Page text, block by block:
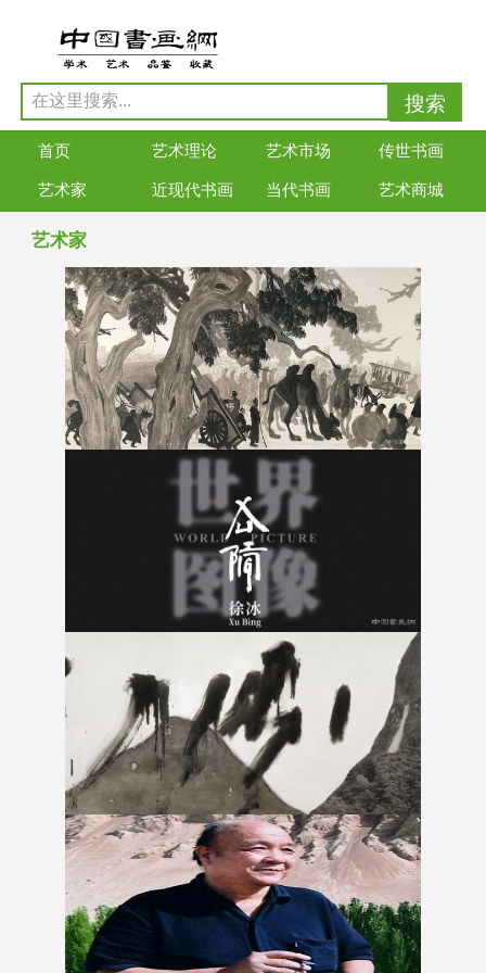
首页 艺术理论 艺术市场 传世书画
艺术家 近现代书画 当代书画 艺术商城
艺术家